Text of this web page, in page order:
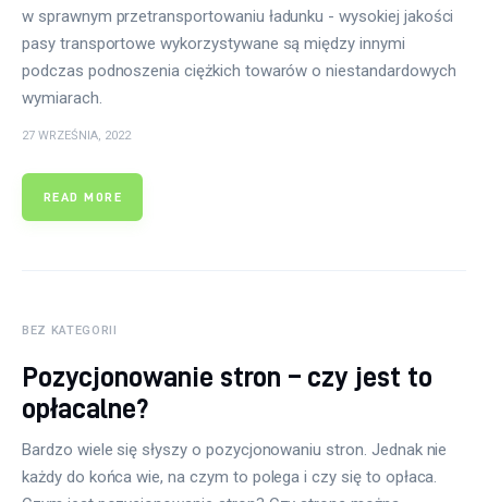
w sprawnym przetransportowaniu ładunku - wysokiej jakości
pasy transportowe wykorzystywane są między innymi
podczas podnoszenia ciężkich towarów o niestandardowych
wymiarach.
27 WRZEŚNIA, 2022
READ MORE
BEZ KATEGORII
Pozycjonowanie stron – czy jest to
opłacalne?
Bardzo wiele się słyszy o pozycjonowaniu stron. Jednak nie
każdy do końca wie, na czym to polega i czy się to opłaca.